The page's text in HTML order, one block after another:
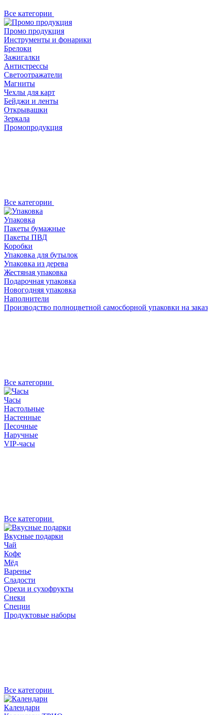
Все категории
Промо продукция
Инструменты и фонарики
Брелоки
Зажигалки
Антистрессы
Светоотражатели
Магниты
Чехлы для карт
Бейджи и ленты
Открывашки
Зеркала
Промопродукция
Все категории
Упаковка
Пакеты бумажные
Пакеты ПВД
Коробки
Упаковка для бутылок
Упаковка из дерева
Жестяная упаковка
Подарочная упаковка
Новогодняя упаковка
Наполнители
Производство полноцветной самосборной упаковки на заказ
Все категории
Часы
Настольные
Настенные
Песочные
Наручные
VIP-часы
Все категории
Вкусные подарки
Чай
Кофе
Мёд
Варенье
Сладости
Орехи и сухофрукты
Снеки
Специи
Продуктовые наборы
Все категории
Календари